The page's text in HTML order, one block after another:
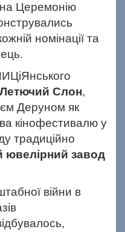
на Церемонію
номінації та
Слон,
Деруном як
кінофестивалю у
традиційно
ювелірний завод
війни в